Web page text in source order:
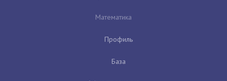
Математика
Профиль
База